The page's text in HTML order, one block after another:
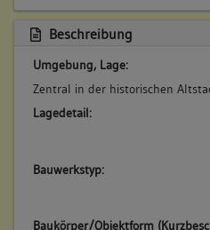
Beschreibung
Umgebung, Lage:
Zentral in der historischen
Lagedetail:
Bauwerkstyp:
Baukörper/Objektform